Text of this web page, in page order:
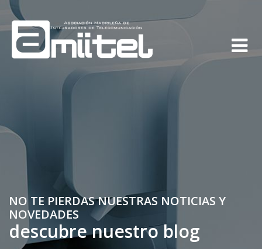
NO TE PIERDAS NUESTRAS NOTICIAS Y
NOVEDADES
descubre nuestro blog